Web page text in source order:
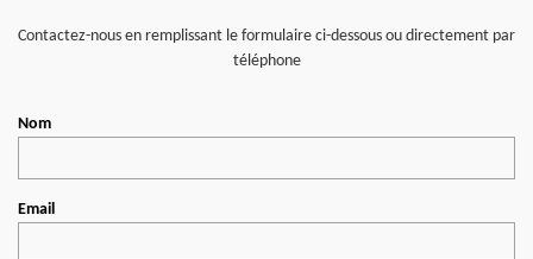
Contactez-nous en remplissant le formulaire ci-dessous ou directement par
téléphone
Nom
Email